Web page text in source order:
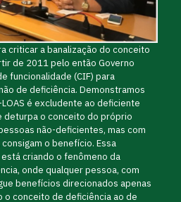
criticar a banalização do conceito
de 2011 pelo então Governo
funcionalidade (CIF) para
de deficiência. Demonstramos
é excludente ao deficiente
deturpa o conceito do próprio
não-deficientes, mas com
o benefício. Essa
criando o fenômeno da
onde qualquer pessoa, com
benefícios direcionados apenas
o conceito de deficiência ao de